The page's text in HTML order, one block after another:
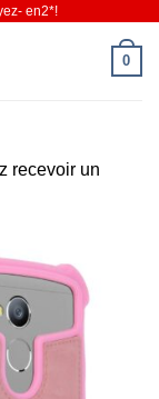
en2*!
0
recevoir un